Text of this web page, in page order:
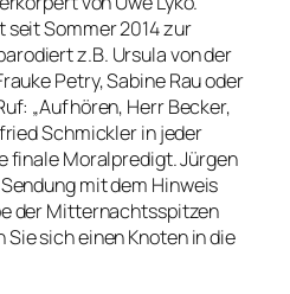
seit Sommer 2014 zur
z.B. Ursula von der
Petry, Sabine Rau oder
„Aufhören, Herr Becker,
Schmickler in jeder
finale Moralpredigt. Jürgen
mit dem Hinweis
der Mitternachtsspitzen
Sie sich einen Knoten in die